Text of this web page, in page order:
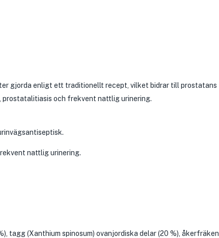
gjorda enligt ett traditionellt recept, vilket bidrar till prostatans
och frekvent nattlig urinering.
nattlig urinering.
tagg (Xanthium spinosum) ovanjordiska delar (20 %), åkerfräken